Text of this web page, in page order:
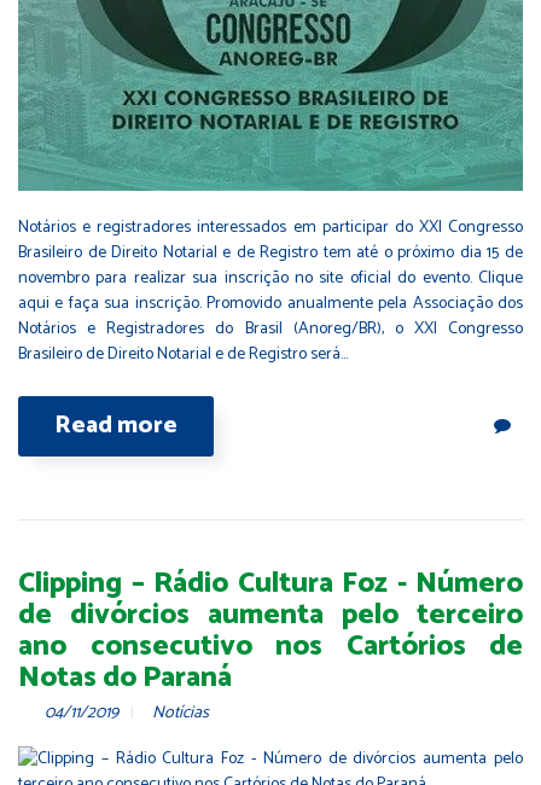
Notários e registradores interessados em participar do XXI Congresso
Brasileiro de Direito Notarial e de Registro tem até o próximo dia 15 de
novembro para realizar sua inscrição no site oficial do evento. Clique
aqui e faça sua inscrição. Promovido anualmente pela Associação dos
Notários e Registradores do Brasil (Anoreg/BR), o XXI Congresso
Brasileiro de Direito Notarial e de Registro será…
Read more
Clipping – Rádio Cultura Foz - Número
de divórcios aumenta pelo terceiro
ano consecutivo nos Cartórios de
Notas do Paraná
04/11/2019 Notícias